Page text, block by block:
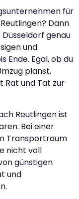
für
Dann
Düsseldorf genau
und
Ende. Egal, ob du
planst,
Rat und Tat zur
Reutlingen ist
Bei einer
Transportraum
nicht voll
günstigen
und